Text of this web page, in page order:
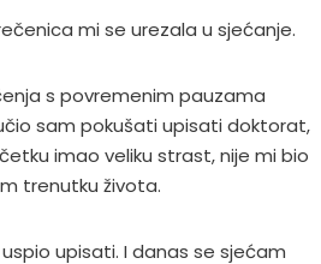
mi se urezala u sjećanje.
s povremenim pauzama
sam pokušati upisati doktorat,
imao veliku strast, nije mi bio
trenutku života.
upisati. I danas se sjećam